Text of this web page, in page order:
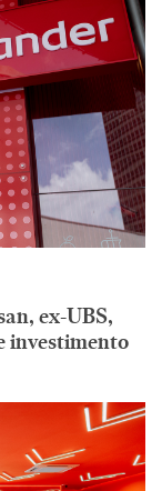
ex-UBS,
investimento